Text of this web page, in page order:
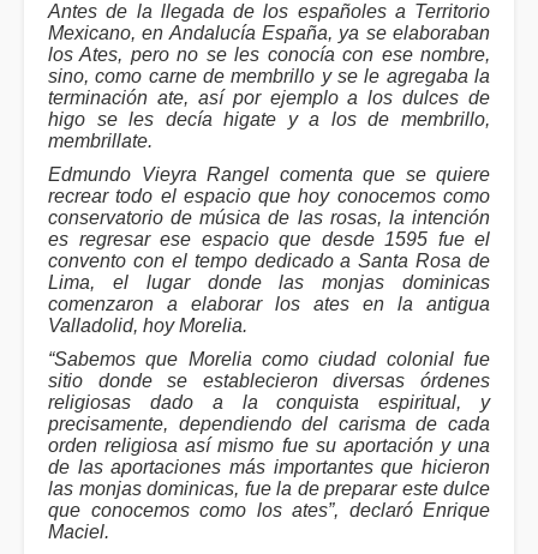
Antes de la llegada de los españoles a Territorio
Mexicano, en Andalucía España, ya se elaboraban
los Ates, pero no se les conocía con ese nombre,
sino, como carne de membrillo y se le agregaba la
terminación ate, así por ejemplo a los dulces de
higo se les decía higate y a los de membrillo,
membrillate.
Edmundo Vieyra Rangel comenta que se quiere
recrear todo el espacio que hoy conocemos como
conservatorio de música de las rosas, la intención
es regresar ese espacio que desde 1595 fue el
convento con el tempo dedicado a Santa Rosa de
Lima, el lugar donde las monjas dominicas
comenzaron a elaborar los ates en la antigua
Valladolid, hoy Morelia.
“Sabemos que Morelia como ciudad colonial fue
sitio donde se establecieron diversas órdenes
religiosas dado a la conquista espiritual, y
precisamente, dependiendo del carisma de cada
orden religiosa así mismo fue su aportación y una
de las aportaciones más importantes que hicieron
las monjas dominicas, fue la de preparar este dulce
que conocemos como los ates”, declaró Enrique
Maciel.